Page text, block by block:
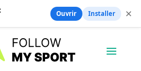
Ouvrir Installer ✕